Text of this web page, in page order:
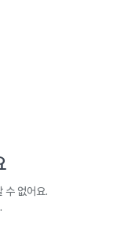
수 없어요.